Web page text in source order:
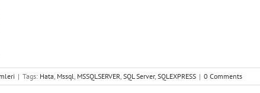
| Tags: Hata, Mssql, MSSQLSERVER, SQL Server, SQLEXPRESS | 0 Comments